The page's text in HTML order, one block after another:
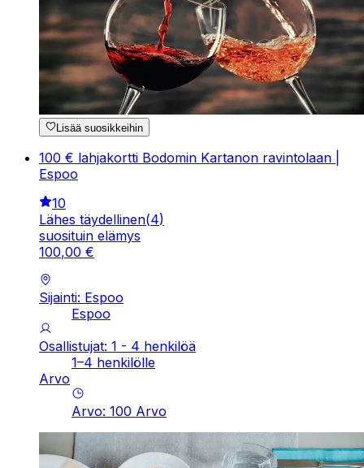
Lisää suosikkeihin
100 € lahjakortti Bodomin Kartanon ravintolaan |
Espoo
10
Lähes täydellinen(4)
suosituin elämys
100,00 €
Sijainti: Espoo
Espoo
Osallistujat: 1 - 4 henkilöä
1–4 henkilölle
Arvo
Arvo: 100 Arvo